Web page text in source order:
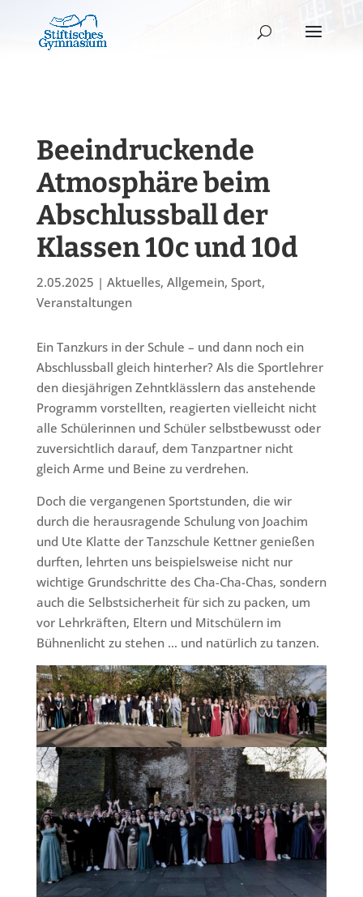
Beeindruckende
Atmosphäre beim
Abschlussball der
Klassen 10c und 10d
2.05.2025 | Aktuelles, Allgemein, Sport,
Veranstaltungen
Ein Tanzkurs in der Schule – und dann noch ein
Abschlussball gleich hinterher? Als die Sportlehrer
den diesjährigen Zehntklässlern das anstehende
Programm vorstellten, reagierten vielleicht nicht
alle Schülerinnen und Schüler selbstbewusst oder
zuversichtlich darauf, dem Tanzpartner nicht
gleich Arme und Beine zu verdrehen.
Doch die vergangenen Sportstunden, die wir
durch die herausragende Schulung von Joachim
und Ute Klatte der Tanzschule Kettner genießen
durften, lehrten uns beispielsweise nicht nur
wichtige Grundschritte des Cha-Cha-Chas, sondern
auch die Selbstsicherheit für sich zu packen, um
vor Lehrkräften, Eltern und Mitschülern im
Bühnenlicht zu stehen … und natürlich zu tanzen.